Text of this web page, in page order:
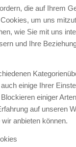
die auf Ihrem
um uns
wie Sie mit uns
und Ihre
einige Ihrer
einiger
auf unseren
anbieten können.